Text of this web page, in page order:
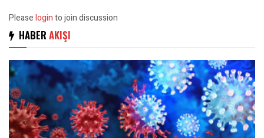
Pleaseloginto join discussion
HABER AKIŞI